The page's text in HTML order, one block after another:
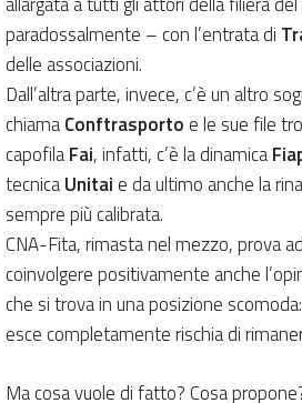
paradossalmente – con l’entrata di
delle associazioni.
Dall’altra parte, invece, c’è un altro
chiamaConftrasporto e le sue file
capofilaFai, infatti, c’è la dinamica
tecnicaUnitai e da ultimo anche la
sempre più calibrata.
CNA-Fita, rimasta nel mezzo, prova
coinvolgere positivamente anche
che si trova in una posizione
esce completamente rischia di
Ma cosa vuole di fatto? Cosa